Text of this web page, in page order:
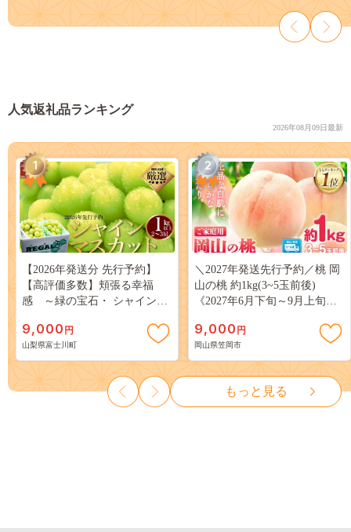
人気返礼品ランキング
2026年08月09日最新
1
【2026年発送分 先行予約】
【高評価多数】頬張る幸福
感 ～緑の宝石・ シャインマ
３房） フルーツ 山梨県産 果
物 くだもの シャイン マスカ
ット ぶどう ブドウ 葡萄 大粒
種なし 先行予約 富士川町
10000円 一万円 9000円 九千円
9,000 円
山梨県富士川町
2
＼2027年発送先行予約／桃 岡
山の桃 約1kg(3~5玉前後)
《2027年6月下旬～9月上旬頃
岡山 はくとう スイーツ フル
ーツ 果物 デザート 旬 モモ も
も 先行予約 送料無料 果物 岡
山県 笠岡市 清水白桃 白鳳 白
麗 クール便---
kasaoka_zsy_419_100---
9,000 円
岡山県笠岡市
もっと見る